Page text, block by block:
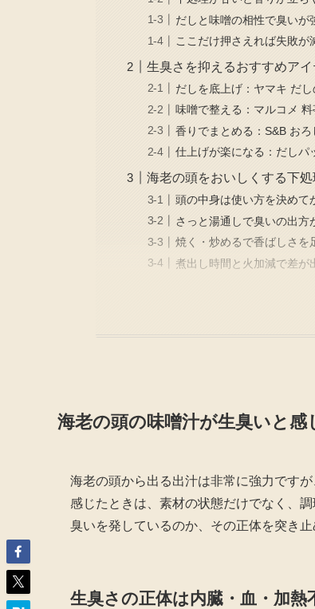
だしと味噌の相性で臭いが
ここだけ押さえれば失敗が
生臭さを抑えるおすすめア
だしを底上げ：ヤマキ だ
味噌で整える：マルコメ
香りでまとめる：S&B お
仕上げが楽になる：だしパ
海老の頭をおいしくする下
頭の中身は使い方を決めて
さっと湯通しで臭いの出方
焼く・炒めるで香ばしさを
煮出し時間と火加減で差が
海老の頭の味噌汁が生臭いと
海老の頭から出る出汁は非常に強力です
感じたときは、素材の状態だけでなく、
臭いを発しているのか、その正体を突き止
生臭さの正体は内臓・血・加熱